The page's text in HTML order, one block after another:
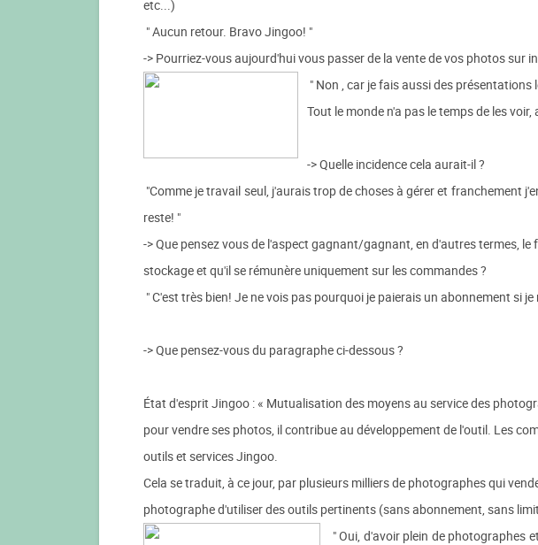
etc...)
" Aucun retour. Bravo Jingoo! "
-> Pourriez-vous aujourd'hui vous passer de la vente de vos photos sur
" Non , car je fais aussi des
Tout le monde n'a pas le temps de les
-> Quelle incidence cela aurait-il ?
"Comme je travail seul, j'aurais trop de choses à gérer et franchement
reste! "
-> Que pensez vous de l'aspect gagnant/gagnant, en d'autres termes,
stockage et qu'il se rémunère uniquement sur les commandes ?
" C'est très bien! Je ne vois pas pourquoi je paierais un abonnement si je
-> Que pensez-vous du paragraphe ci-dessous ?
État d'esprit Jingoo : « Mutualisation des moyens au service des
pour vendre ses photos, il contribue au développement de l'outil. Les
outils et services Jingoo.
Cela se traduit, à ce jour, par plusieurs milliers de photographes qui
photographe d'utiliser des outils pertinents (sans abonnement, sans
" Oui, d'avoir plein de photographes